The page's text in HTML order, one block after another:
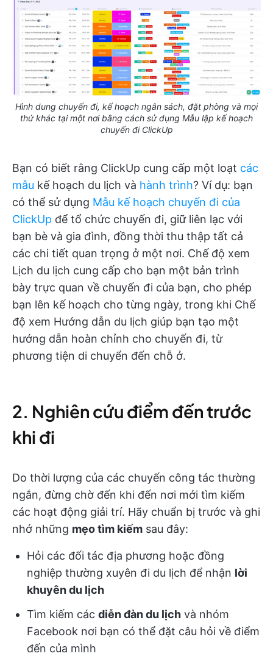
Hình dung chuyến đi, kế hoạch ngân sách, đặt phòng và mọi
thứ khác tại một nơi bằng cách sử dụng Mẫu lập kế hoạch
chuyến đi ClickUp
Bạn có biết rằng ClickUp cung cấp một loạt các
mẫu kế hoạch du lịch và hành trình? Ví dụ: bạn
có thể sử dụng Mẫu kế hoạch chuyến đi của
ClickUp để tổ chức chuyến đi, giữ liên lạc với
bạn bè và gia đình, đồng thời thu thập tất cả
các chi tiết quan trọng ở một nơi. Chế độ xem
Lịch du lịch cung cấp cho bạn một bản trình
bày trực quan về chuyến đi của bạn, cho phép
bạn lên kế hoạch cho từng ngày, trong khi Chế
độ xem Hướng dẫn du lịch giúp bạn tạo một
hướng dẫn hoàn chỉnh cho chuyến đi, từ
phương tiện di chuyển đến chỗ ở.
2. Nghiên cứu điểm đến trước
khi đi
Do thời lượng của các chuyến công tác thường
ngắn, đừng chờ đến khi đến nơi mới tìm kiếm
các hoạt động giải trí. Hãy chuẩn bị trước và ghi
nhớ những mẹo tìm kiếm sau đây:
Hỏi các đối tác địa phương hoặc đồng
nghiệp thường xuyên đi du lịch để nhận lời
khuyên du lịch
Tìm kiếm các diễn đàn du lịch và nhóm
Facebook nơi bạn có thể đặt câu hỏi về điểm
đến của mình